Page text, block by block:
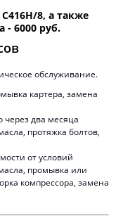
8, а также
- 6000 руб.
обслуживание.
картера, замена
через два месяца
протяжка болтов,
от условий
промывка или
компрессора, замена